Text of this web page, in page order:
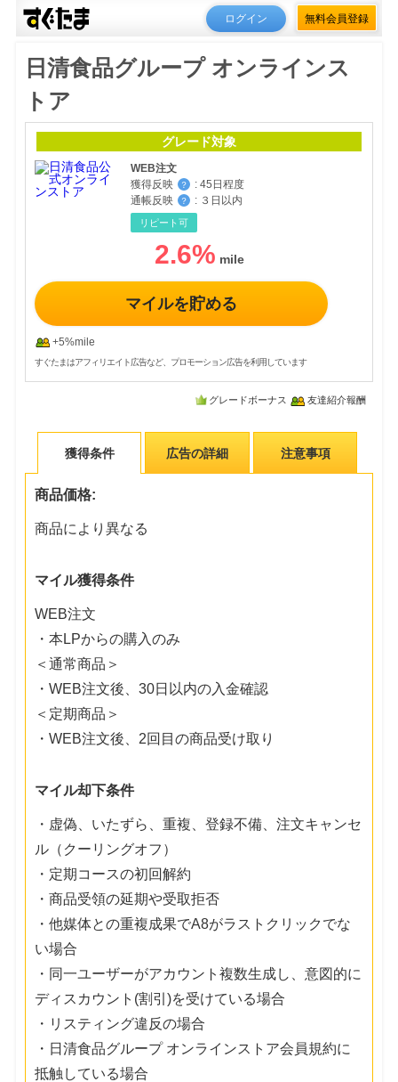
ログイン 無料会員登録
日清食品グループ オンラインス
トア
グレード対象
WEB注文
獲得反映
？ : 45日程度
通帳反映
？ : ３日以内
リピート可
2.6%
マイルを貯める
+5%mile
すぐたまはアフィリエイト広告など、プロモーション広告を利用しています
グレードボーナス 友達紹介報酬
獲得条件 広告の詳細 注意事項
商品価格:
商品により異なる
マイル獲得条件
WEB注文
・本LPからの購入のみ
＜通常商品＞
・WEB注文後、30日以内の入金確認
＜定期商品＞
・WEB注文後、2回目の商品受け取り
マイル却下条件
・虚偽、いたずら、重複、登録不備、注文キャンセ
ル（クーリングオフ）
・定期コースの初回解約
・商品受領の延期や受取拒否
・他媒体との重複成果でA8がラストクリックでな
い場合
・同一ユーザーがアカウント複数生成し、意図的に
ディスカウント(割引)を受けている場合
・リスティング違反の場合
・日清食品グループ オンラインストア会員規約に
抵触している場合